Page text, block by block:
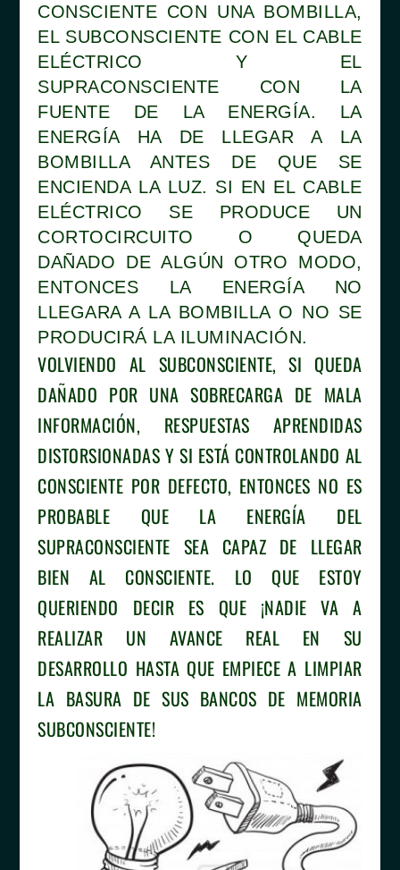
CONSCIENTE CON UNA BOMBILLA,
EL SUBCONSCIENTE CON EL CABLE
ELÉCTRICO Y EL
SUPRACONSCIENTE CON LA
FUENTE DE LA ENERGÍA. LA
ENERGÍA HA DE LLEGAR A LA
BOMBILLA ANTES DE QUE SE
ENCIENDA LA LUZ. SI EN EL CABLE
ELÉCTRICO SE PRODUCE UN
CORTOCIRCUITO O QUEDA
DAÑADO DE ALGÚN OTRO MODO,
ENTONCES LA ENERGÍA NO
LLEGARA A LA BOMBILLA O NO SE
PRODUCIRÁ LA ILUMINACIÓN.
VOLVIENDO AL SUBCONSCIENTE, SI QUEDA
DAÑADO POR UNA SOBRECARGA DE MALA
INFORMACIÓN, RESPUESTAS APRENDIDAS
DISTORSIONADAS Y SI ESTÁ CONTROLANDO AL
CONSCIENTE POR DEFECTO, ENTONCES NO ES
PROBABLE QUE LA ENERGÍA DEL
SUPRACONSCIENTE SEA CAPAZ DE LLEGAR
BIEN AL CONSCIENTE. LO QUE ESTOY
QUERIENDO DECIR ES QUE ¡NADIE VA A
REALIZAR UN AVANCE REAL EN SU
DESARROLLO HASTA QUE EMPIECE A LIMPIAR
LA BASURA DE SUS BANCOS DE MEMORIA
SUBCONSCIENTE!